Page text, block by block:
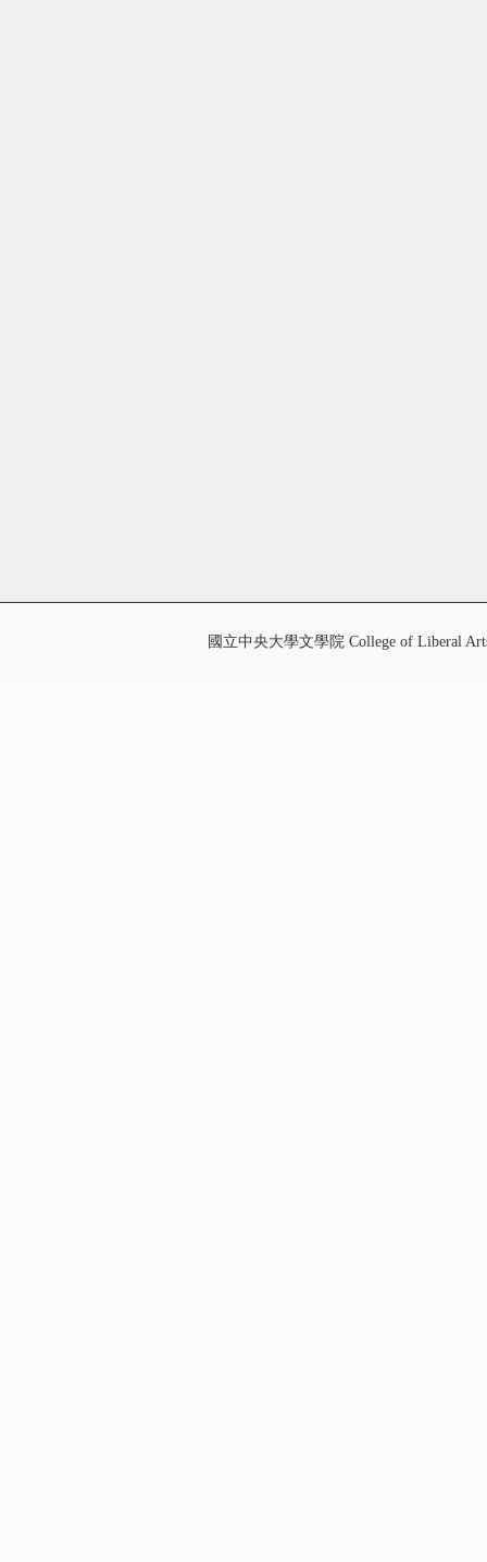
國立中央大學文學院 College of Liberal